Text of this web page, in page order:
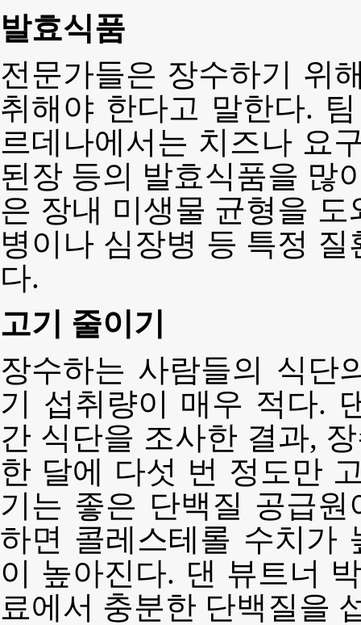
발효식품
전문가들은 장수하기 위
취해야 한다고 말한다.
르데나에서는 치즈나 요
된장 등의 발효식품을 많
은 장내 미생물 균형을
병이나 심장병 등 특정
다.
고기 줄이기
장수하는 사람들의 식단
기 섭취량이 매우 적다.
간 식단을 조사한 결과,
한 달에 다섯 번 정도만
기는 좋은 단백질 공급
하면 콜레스테롤 수치가
이 높아진다. 댄 뷰트너
료에서 충분한 단백질을